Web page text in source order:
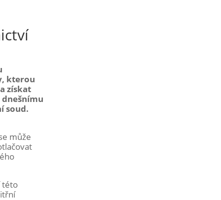
kterou
získat
soud.
může
této